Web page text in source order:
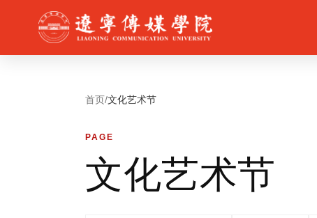
首页/文化艺术节
PAGE
文化艺术节